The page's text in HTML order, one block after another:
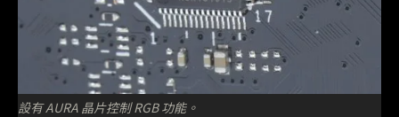
設有 AURA 晶片控制 RGB 功能。